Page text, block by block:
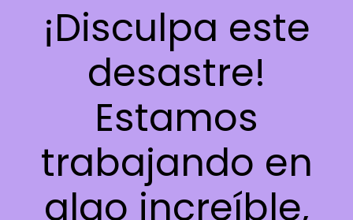
¡Disculpa este
desastre!
Estamos
trabajando en
algo increíble,